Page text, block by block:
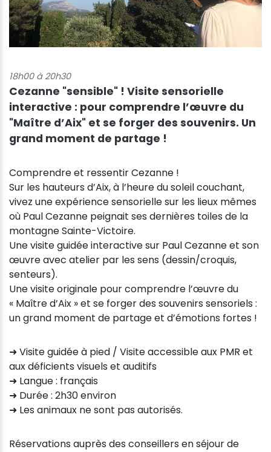
18h00 à 20h30
Cezanne "sensible" ! Visite sensorielle
interactive : pour comprendre l’œuvre du
"Maître d’Aix" et se forger des souvenirs. Un
grand moment de partage !
Comprendre et ressentir Cezanne !
Sur les hauteurs d’Aix, à l’heure du soleil couchant,
vivez une expérience sensorielle sur les lieux mêmes
où Paul Cezanne peignait ses dernières toiles de la
montagne Sainte-Victoire.
Une visite guidée interactive sur Paul Cezanne et son
œuvre avec atelier par les sens (dessin/croquis,
senteurs).
Une visite originale pour comprendre l’œuvre du
« Maître d’Aix » et se forger des souvenirs sensoriels :
un grand moment de partage et d’émotions fortes !
➜ Visite guidée à pied / Visite accessible aux PMR et
aux déficients visuels et auditifs
➜ Langue : français
➜ Durée : 2h30 environ
➜ Les animaux ne sont pas autorisés.
Réservations auprès des conseillers en séjour de